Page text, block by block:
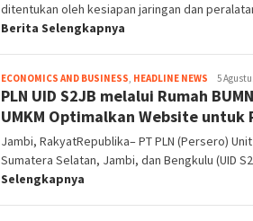
ditentukan oleh kesiapan jaringan dan
Berita Selengkapnya
ECONOMICS AND BUSINESS, HEADLINE NEWS admin
5
PLN UID S2JB melalui Rumah
UMKM Optimalkan Website untuk
Jambi, RakyatRepublika– PT PLN (Persero)
Sumatera Selatan, Jambi, dan Bengkulu (UID
Selengkapnya